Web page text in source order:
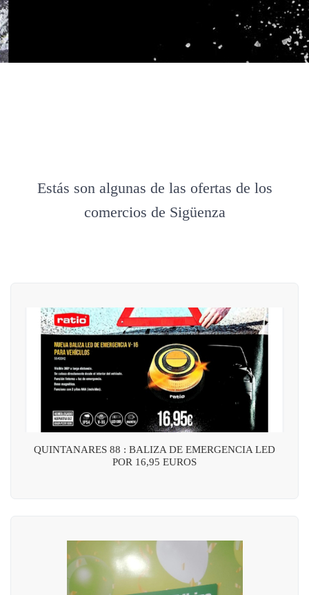
Estás son algunas de las ofertas de los
comercios de Sigüenza
QUINTANARES 88 : BALIZA DE EMERGENCIA LED
POR 16,95 EUROS